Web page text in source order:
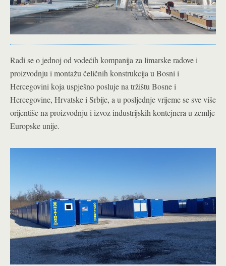
Radi se o jednoj od vodećih kompanija za limarske radove i
proizvodnju i montažu čeličnih konstrukcija u Bosni i
Hercegovini koja uspješno posluje na tržištu Bosne i
Hercegovine, Hrvatske i Srbije, a u posljednje vrijeme se sve više
orijentiše na proizvodnju i izvoz industrijskih kontejnera u zemlje
Europske unije.